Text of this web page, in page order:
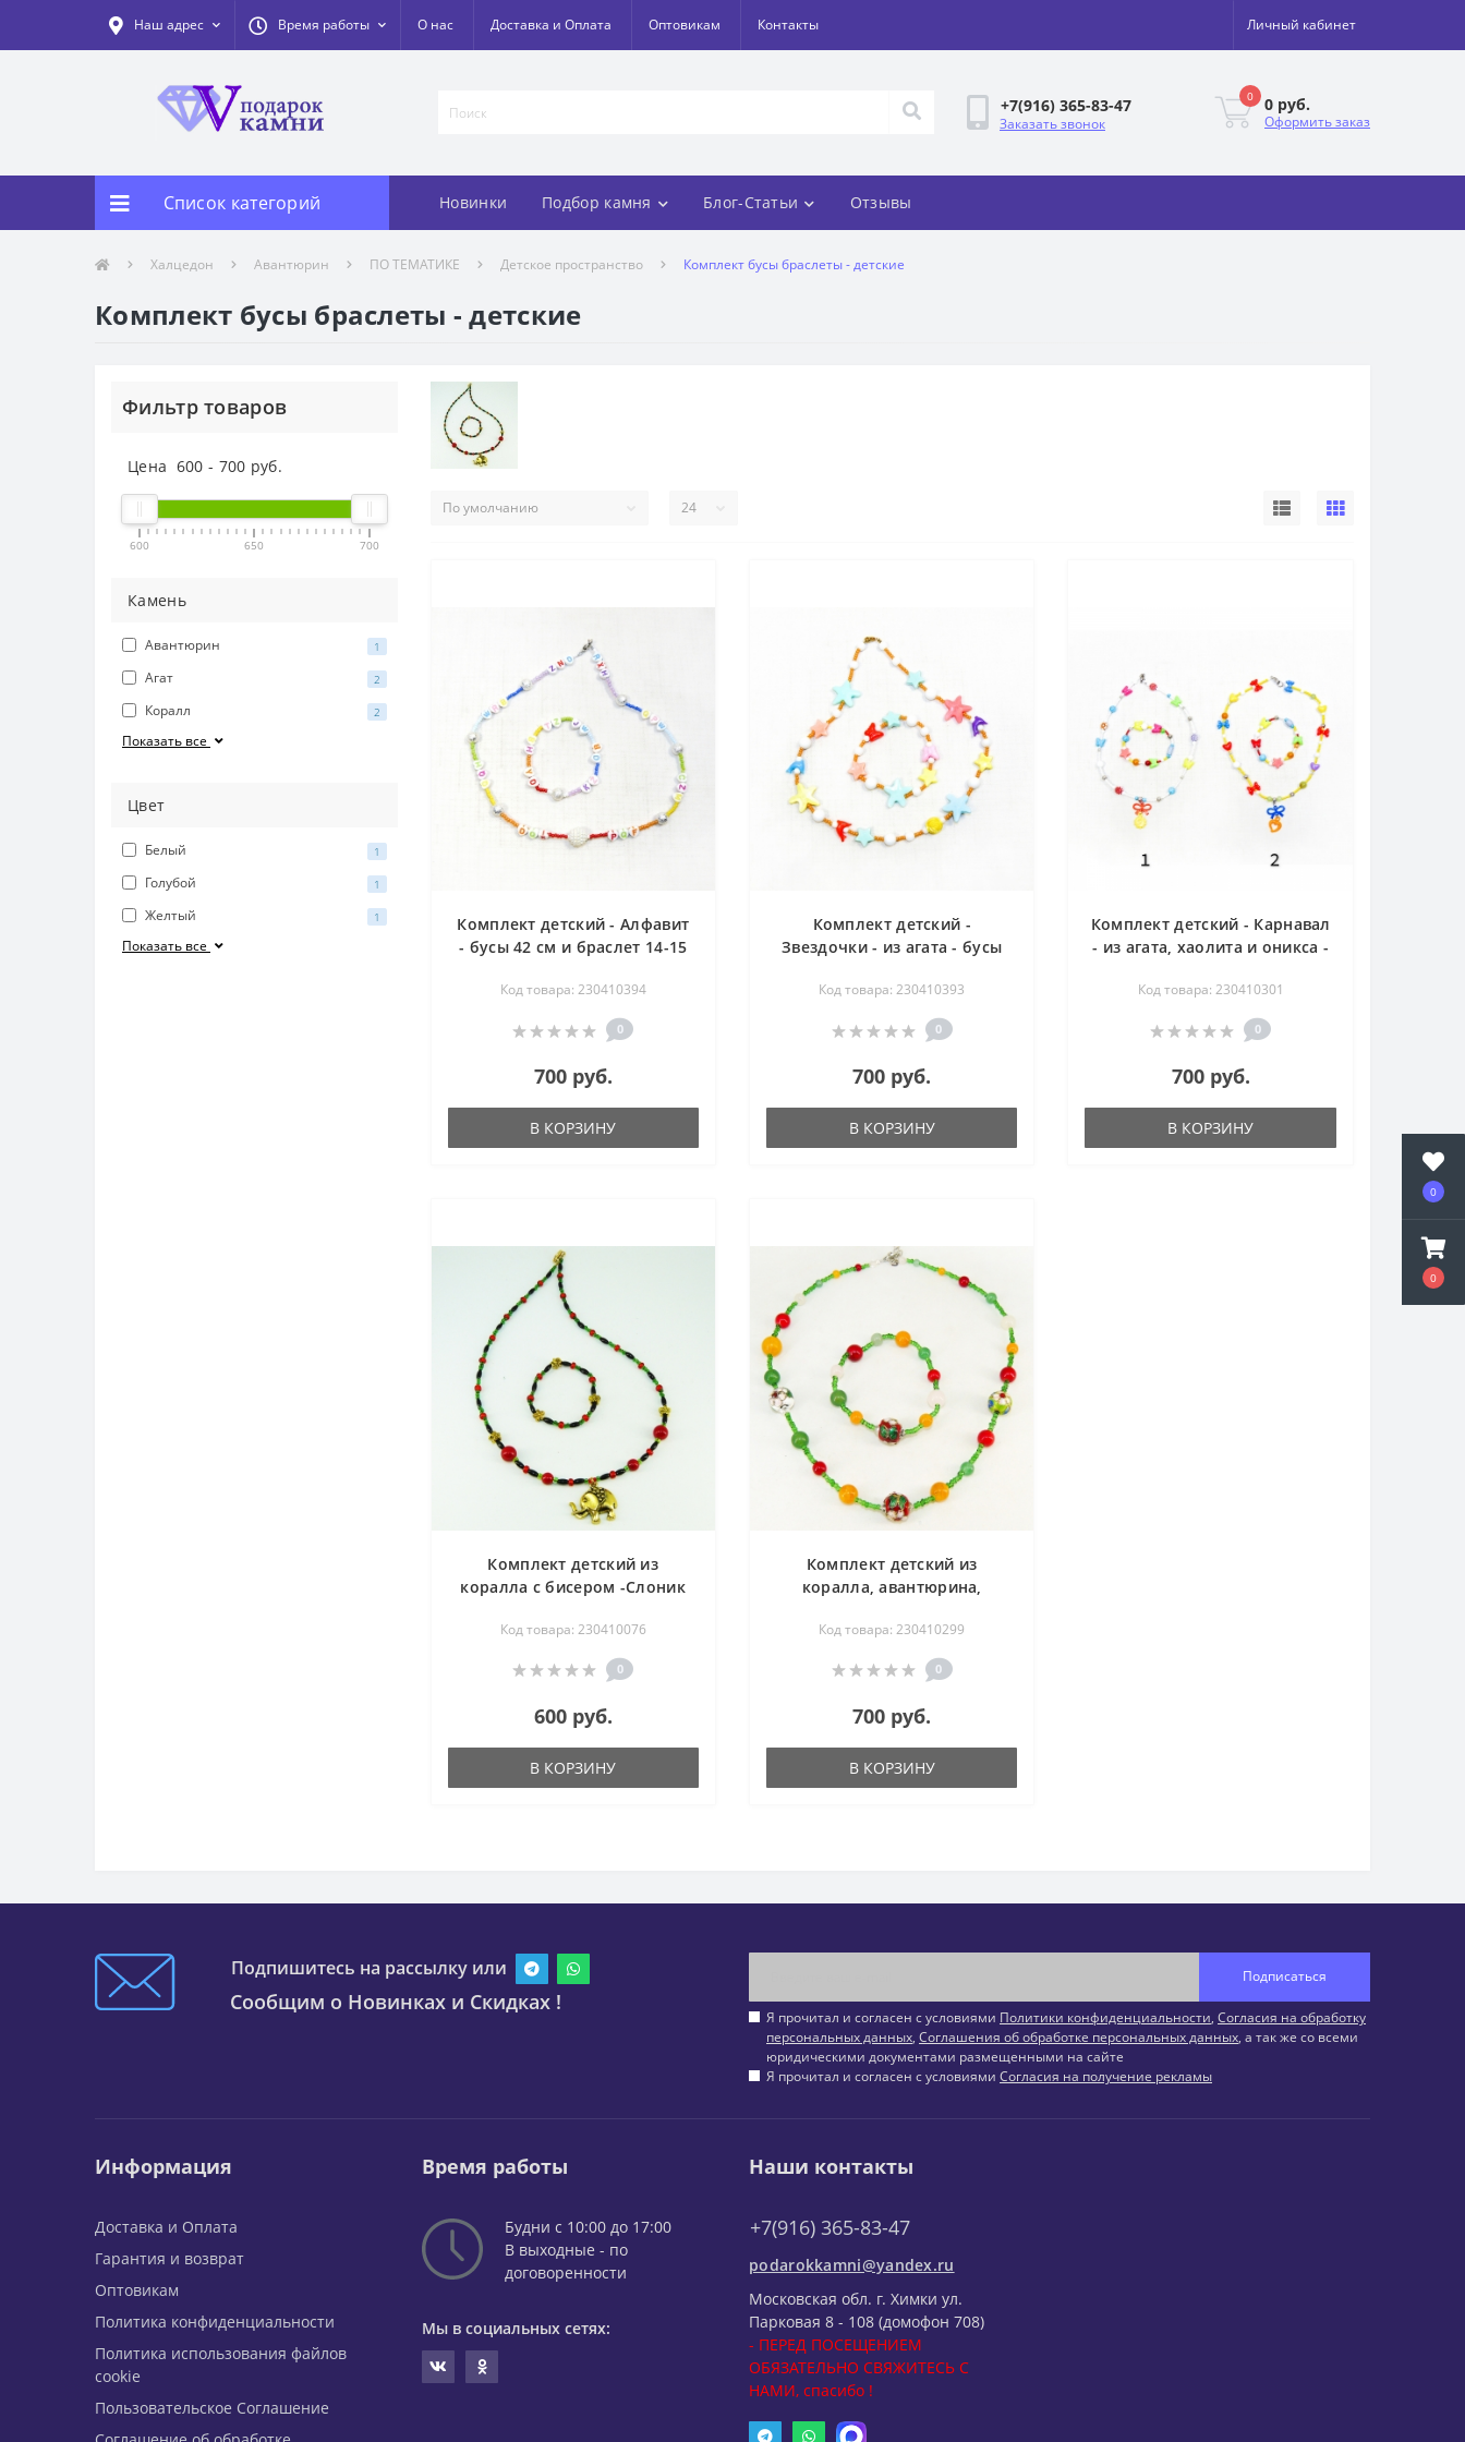
0
0
Наш адрес Время работы О нас Доставка и Оплата Оптовикам Контакты Личный кабинет
+7(916) 365-83-47
Заказать звонок
0 0 руб.
Оформить заказ
Список категорий Новинки Подбор камня Блог-Статьи Отзывы
Халцедон Авантюрин ПО ТЕМАТИКЕ Детское пространство Комплект бусы браслеты - детские
Комплект бусы браслеты - детские
Фильтр товаров
Цена 600 - 700 руб.
600 650 700
Камень
Авантюрин 1
Агат 2
Коралл 2
Показать все
Цвет
Белый 1
Голубой 1
Желтый 1
Показать все
Комплект детский - Алфавит
- бусы 42 см и браслет 14-15
Код товара: 230410394
0
700 руб.
В КОРЗИНУ
Комплект детский -
Звездочки - из агата - бусы
Код товара: 230410393
0
700 руб.
В КОРЗИНУ
Комплект детский - Карнавал
- из агата, хаолита и оникса -
см
Код товара: 230410301
0
700 руб.
В КОРЗИНУ
Комплект детский из
коралла с бисером -Слоник
10 см
Код товара: 230410076
0
600 руб.
В КОРЗИНУ
Комплект детский из
коралла, авантюрина,
Весна - бусы 42 см, браслет
Код товара: 230410299
0
700 руб.
В КОРЗИНУ
Подпишитесь на рассылку или
Сообщим о Новинках и Скидках !
Подписаться
Я прочитал и согласен с условиями Политики конфиденциальности, Согласия на обработку
персональных данных, Соглашения об обработке персональных данных, а так же со всеми
юридическими документами размещенными на сайте
Я прочитал и согласен с условиями Согласия на получение рекламы
Информация
Доставка и Оплата
Гарантия и возврат
Оптовикам
Политика конфиденциальности
Политика использования файлов
cookie
Пользовательское Соглашение
Время работы
Будни с 10:00 до 17:00
В выходные - по
договоренности
Мы в социальных сетях:
Наши контакты
+7(916) 365-83-47
podarokkamni@yandex.ru
Московская обл. г. Химки ул.
Парковая 8 - 108 (домофон 708)
- ПЕРЕД ПОСЕЩЕНИЕМ
ОБЯЗАТЕЛЬНО СВЯЖИТЕСЬ С
НАМИ, спасибо !